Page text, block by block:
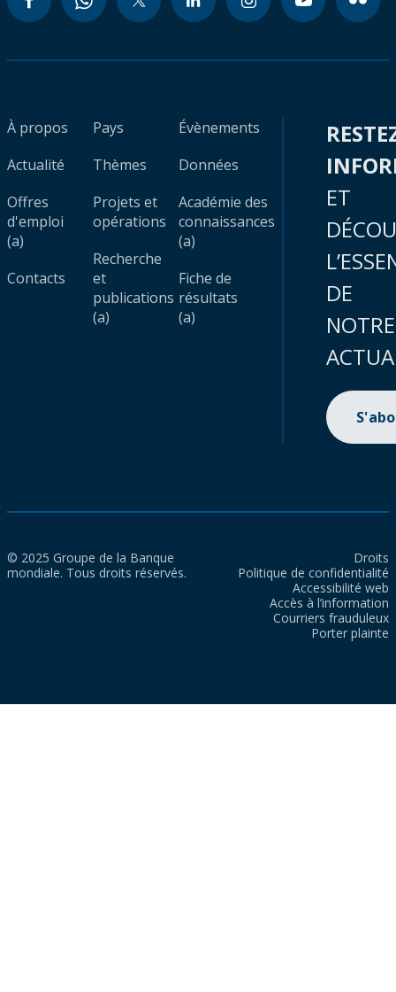
À propos
Actualité
Offres
d'emploi
(a)
Contacts
Pays
Thèmes
Projets et
opérations
Recherche
et
publications
(a)
Évènements
Données
Académie des
connaissances
(a)
Fiche de
résultats
(a)
ET
DE
NOTRE
© 2025 Groupe de la Banque
mondiale. Tous droits réservés.
Droits
Politique de confidentialité
Accessibilité web
Accès à l’information
Courriers frauduleux
Porter plainte